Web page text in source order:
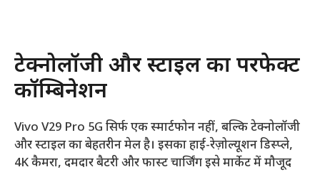
टेक्नोलॉजी और स्टाइल का परफेक्ट
कॉम्बिनेशन
Vivo V29 Pro 5G सिर्फ एक स्मार्टफोन नहीं, बल्कि टेक्नोलॉजी
और स्टाइल का बेहतरीन मेल है। इसका हाई-रेज़ोल्यूशन डिस्प्ले,
4K कैमरा, दमदार बैटरी और फास्ट चार्जिंग इसे मार्केट में मौजूद